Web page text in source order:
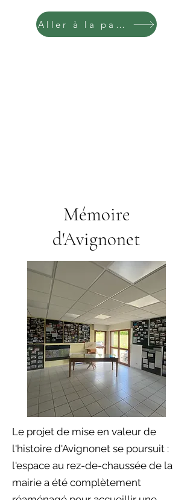
Aller à la page
Mémoire
d'Avignonet
Le projet de mise en valeur de
l'histoire d'Avignonet se poursuit :
l'espace au rez-de-chaussée de la
mairie a été complètement